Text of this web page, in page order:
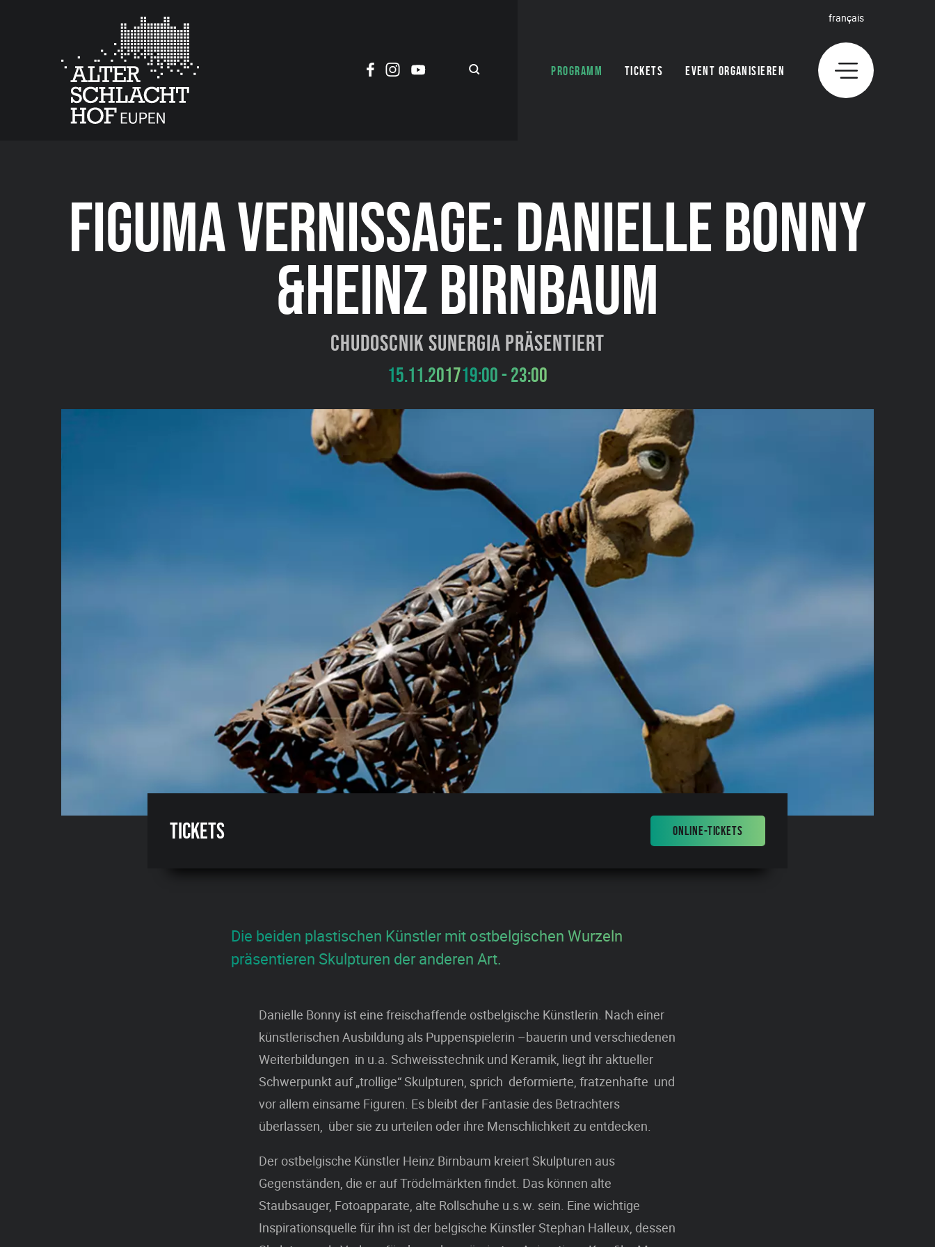
PROGRAMM TICKETS EVENT ORGANISIEREN
français
FIGUMA VERNISSAGE: DANIELLE BONNY
&HEINZ BIRNBAUM
Chudoscnik Sunergia präsentiert
15.11.201719:00 - 23:00
Tickets ONLINE-TICKETS
Die beiden plastischen Künstler mit ostbelgischen Wurzeln
präsentieren Skulpturen der anderen Art.
Danielle Bonny ist eine freischaffende ostbelgische Künstlerin. Nach einer
künstlerischen Ausbildung als Puppenspielerin –bauerin und verschiedenen
Weiterbildungen in u.a. Schweisstechnik und Keramik, liegt ihr aktueller
Schwerpunkt auf „trollige“ Skulpturen, sprich deformierte, fratzenhafte und
vor allem einsame Figuren. Es bleibt der Fantasie des Betrachters
überlassen, über sie zu urteilen oder ihre Menschlichkeit zu entdecken.
Der ostbelgische Künstler Heinz Birnbaum kreiert Skulpturen aus
Gegenständen, die er auf Trödelmärkten findet. Das können alte
Staubsauger, Fotoapparate, alte Rollschuhe u.s.w. sein. Eine wichtige
Inspirationsquelle für ihn ist der belgische Künstler Stephan Halleux, dessen